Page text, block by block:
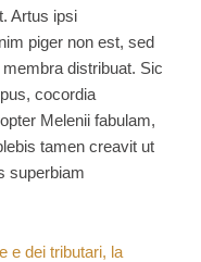
Artus ipsi
piger non est, sed
distribuat. Sic
cocordia
Melenii fabulam,
tamen creavit ut
superbiam
e dei tributari, la